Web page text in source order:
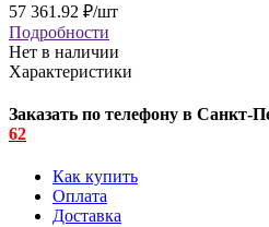
57 361.92 ₽/шт
Подробности
Нет в наличии
Характеристики
Заказать по телефону в Санкт-
62
Как купить
Оплата
Доставка